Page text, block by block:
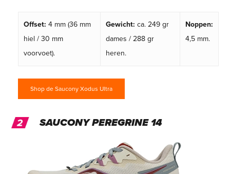
Offset: 4 mm (36 mm
hiel / 30 mm
voorvoet).
Gewicht: ca. 249 gr
dames / 288 gr
heren.
Noppen:
4,5 mm.
Shop de Saucony Xodus Ultra
SAUCONY PEREGRINE 14